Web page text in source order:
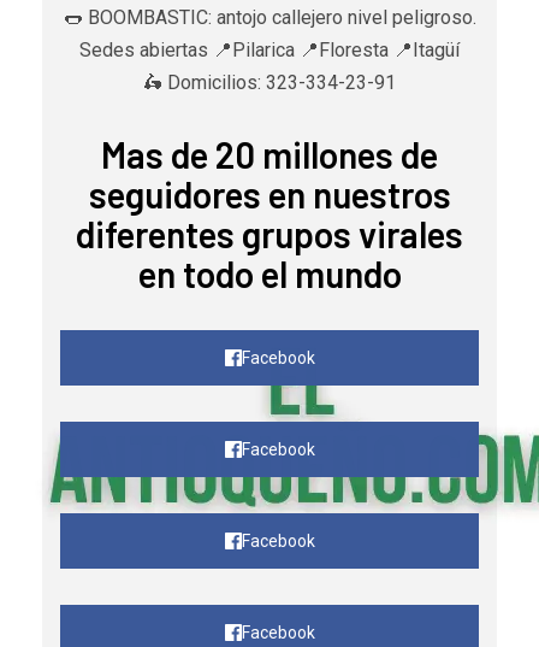
🌭 BOOMBASTIC: antojo callejero nivel peligroso.
Sedes abiertas 📍Pilarica 📍Floresta 📍Itagüí
🛵 Domicilios: 323-334-23-91
Mas de 20 millones de
seguidores en nuestros
diferentes grupos virales
en todo el mundo
Facebook
Facebook
Facebook
Facebook